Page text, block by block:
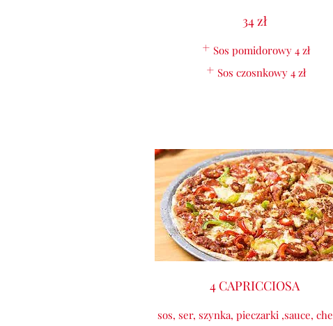
34 zł
Sos pomidorowy 4 zł
Sos czosnkowy 4 zł
4 CAPRICCIOSA
sos, ser, szynka, pieczarki ,sauce,